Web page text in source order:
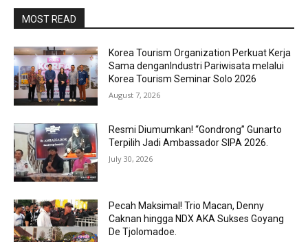
MOST READ
Korea Tourism Organization Perkuat Kerja
Sama denganIndustri Pariwisata melalui
Korea Tourism Seminar Solo 2026
August 7, 2026
Resmi Diumumkan! “Gondrong” Gunarto
Terpilih Jadi Ambassador SIPA 2026.
July 30, 2026
Pecah Maksimal! Trio Macan, Denny
Caknan hingga NDX AKA Sukses Goyang
De Tjolomadoe.